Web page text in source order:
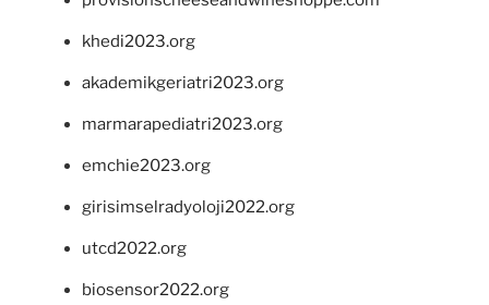
khedi2023.org
akademikgeriatri2023.org
marmarapediatri2023.org
emchie2023.org
girisimselradyoloji2022.org
utcd2022.org
biosensor2022.org